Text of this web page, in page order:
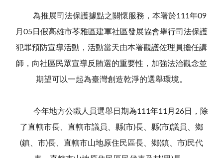
為推展司法保護據點之關懷服務，本署於111年09
月05日假高雄市苓雅區建軍社區發展協會舉行司法保護
犯罪預防宣導活動，活動當天由本署觀護佐理員擔任講
師，向社區民眾宣導反賄選的重要性，加強法治觀念並
期望可以一起為臺灣創造乾淨的選舉環境。
今年地方公職人員選舉日期為111年11月26日，除
了直轄市長、直轄市議員、縣(市)長、縣(市)議員、鄉
(鎮、市)長、直轄市山地原住民區長、鄉(鎮、市)民代